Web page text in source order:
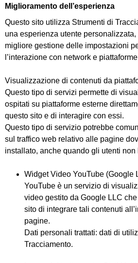
Miglioramento dell’esperienza
Questo sito utilizza Strumenti di
una esperienza utente
migliore gestione delle impostazioni
l’interazione con network e
Visualizzazione di contenuti da
Questo tipo di servizi permette di
ospitati su piattaforme esterne
questo sito e di interagire con essi.
Questo tipo di servizio potrebbe
sul traffico web relativo alle pagine
installato, anche quando gli utenti non
Widget Video YouTube (Google
YouTube è un servizio di
video gestito da Google LLC
sito di integrare tali contenuti
pagine.
Dati personali trattati: dati di
Tracciamento.